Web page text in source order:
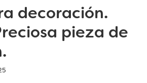
decoración.
pieza de